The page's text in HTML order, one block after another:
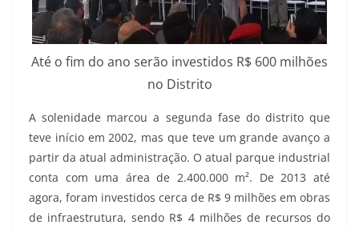
Até o fim do ano serão investidos R$ 600 milhões
no Distrito
A solenidade marcou a segunda fase do distrito que
teve início em 2002, mas que teve um grande avanço a
partir da atual administração. O atual parque industrial
conta com uma área de 2.400.000 m². De 2013 até
agora, foram investidos cerca de R$ 9 milhões em obras
de infraestrutura, sendo R$ 4 milhões de recursos do